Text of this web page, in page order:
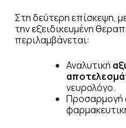
Στη δεύτερη επίσκεψη,
την εξειδικευμένη
περιλαμβάνεται:
Αναλυτική
νευρολόγο.​​
Προσαρμογή